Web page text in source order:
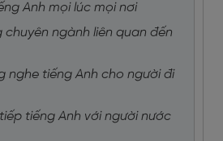
Anh mọi lúc mọi nơi
chuyên ngành liên quan đến
nghe tiếng Anh cho người đi
tiếng Anh với người nước